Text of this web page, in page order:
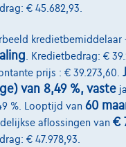
met een laatste
van€7.671,61
Cars
€ 45.682,93.
kredietbemiddelaar
. Kredietbedrag: €
prijs : € 39.273,60.
van 8,49 %, vaste
%. Looptijd van 60
aflossingen van €
€ 47.978,93.